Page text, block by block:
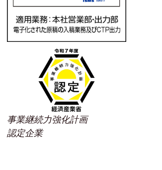
事業継続力強化計画
認定企業